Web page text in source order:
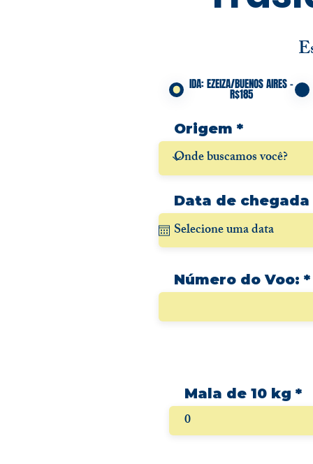
IDA: EZEIZA/BUENOS AIRES -
R$185
Origem
Data de chegada
Número do Voo:
Mala de 10 kg